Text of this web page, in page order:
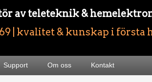
av teleteknik &
| kvalitet & kunskap i första
Support Om oss Kontakt